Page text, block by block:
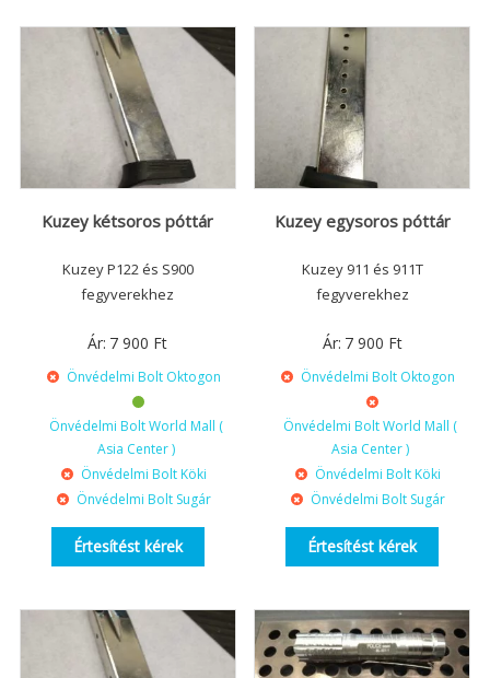
Kuzey kétsoros póttár
Kuzey P122 és S900
fegyverekhez
Ár: 7 900 Ft
Önvédelmi Bolt Oktogon
Önvédelmi Bolt World Mall (
Asia Center )
Önvédelmi Bolt Köki
Önvédelmi Bolt Sugár
Értesítést kérek
Kuzey egysoros póttár
Kuzey 911 és 911T
fegyverekhez
Ár: 7 900 Ft
Önvédelmi Bolt Oktogon
Önvédelmi Bolt World Mall (
Asia Center )
Önvédelmi Bolt Köki
Önvédelmi Bolt Sugár
Értesítést kérek